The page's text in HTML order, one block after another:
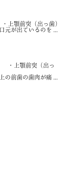
上顎前突（出っ歯）
元が出ているのを ...
・上顎前突（出っ
の前歯の歯肉が痛 ...